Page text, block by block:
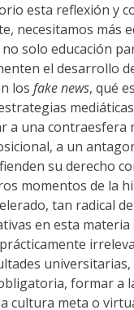
esta reflexión y
necesitamos más
solo educación
el desarrollo
los fake news, qué
a una contraesfera
a un
su derecho
momentos de la
tan radical
en esta
formar a
cultura meta o